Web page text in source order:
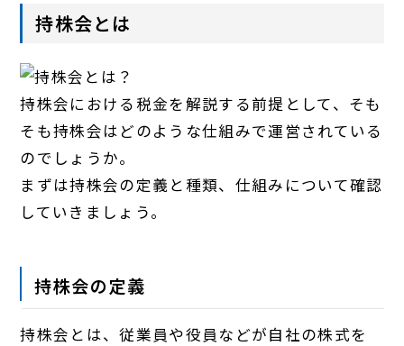
持株会とは
持株会における税金を解説する前提として、そも
そも持株会はどのような仕組みで運営されている
のでしょうか。
まずは持株会の定義と種類、仕組みについて確認
していきましょう。
持株会の定義
持株会とは、従業員や役員などが自社の株式を